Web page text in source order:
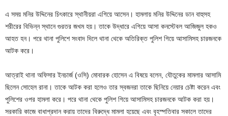
এ সময় মনির উদ্দিনের চিৎকারে স্থানীয়রা এগিয়ে আসেন। হামলায় মনির উদ্দিনের ডান বাহুসহ
শরীরের বিভিন্ন স্থানে গুরতর জখম হয়। তাকে উদ্ধারে এগিয়ে আসা কনস্টেবল আজিজুল হকও
আহত হন। পরে থানা পুলিশে সংবাদ দিলে থানা থেকে অতিরিক্ত পুলিশ গিয়ে আসামিসহ চারজনকে
আটক করে।
আত্রাই থানা অফিসার ইনচার্জ (ওসি) মোবারক হোসেন এ বিষয়ে বলেন, যৌতুকের মামলার আসামি
ছিলেন সোহেল রানা। তাকে আটক করা হলেও তার স্বজনরা তাকে ছিনিয়ে নেয়ার চেষ্টা করেন এবং
পুলিশের ওপর হামলা করে। পরে থানা থেকে পুলিশ গিয়ে আসামিসহ চারজনকে আটক করা হয়।
সরকারি কাজে বাধাপ্রদান করায় তাদের বিরুদ্ধে মামলা হয়েছে এবং বৃহস্পতিবার সকালে তাদের